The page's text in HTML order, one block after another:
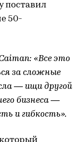
поставил
50-
«Все это
за сложные
— ищи другой
бизнеса —
и гибкость».